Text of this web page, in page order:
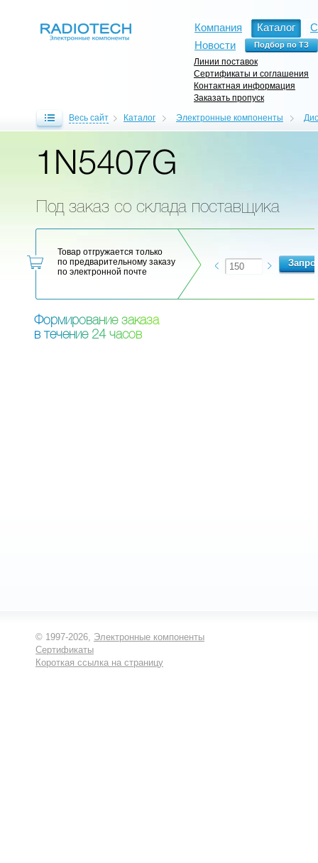
Компания Каталог
Новости
Линии поставок
Сертификаты и соглашения
Контактная информация
Заказать пропуск
Весь сайт Каталог Электронные компоненты
1N5407G
Под заказ со склада поставщика
Товар отгружается только
по предварительному заказу
по электронной почте
Формирование заказа
в течение 24 часов
© 1997-2026, Электронные компоненты
Сертификаты
Короткая ссылка на страницу